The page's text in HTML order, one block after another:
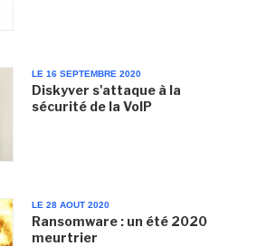
LE 16 SEPTEMBRE 2020
Diskyver s'attaque à la
sécurité de la VoIP
LE 28 AOUT 2020
Ransomware : un été 2020
meurtrier